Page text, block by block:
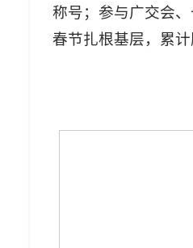
称号；参与广交会
春节扎根基层，累计